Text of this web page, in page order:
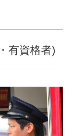
有資格者)